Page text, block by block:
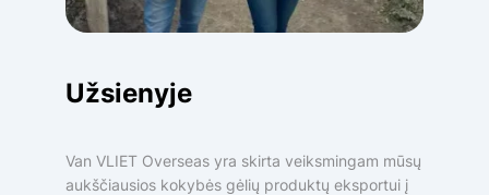
Užsienyje
Van VLIET Overseas yra skirta veiksmingam mūsų
aukščiausios kokybės gėlių produktų eksportui į